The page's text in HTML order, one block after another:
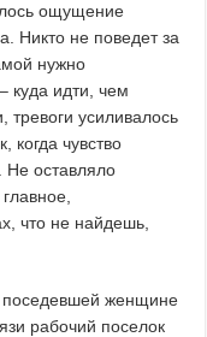
ощущение
Никто не поведет за
нужно
куда идти, чем
тревоги усиливалось
когда чувство
Не оставляло
что не найдешь,
поседевшей женщине
рабочий поселок